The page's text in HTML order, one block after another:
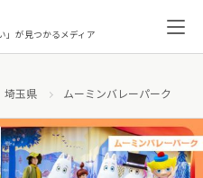
」が見つかるメディア
埼玉県 ムーミンバレーパーク